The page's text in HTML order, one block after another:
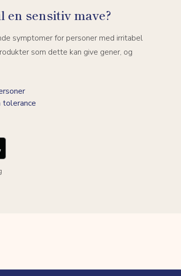
sensitiv mave?
symptomer for personer med irritabel
som dette kan give gener, og
tolerance